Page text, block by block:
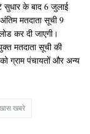
सुधार के बाद 6 जुलाई
मतदाता सूची 9
कर दी जाएगी।
मतदाता सूची की
ग्राम पंचायतों और अन्य
खबरे